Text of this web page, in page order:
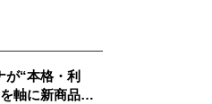
が“本格・利
軸に新商品を